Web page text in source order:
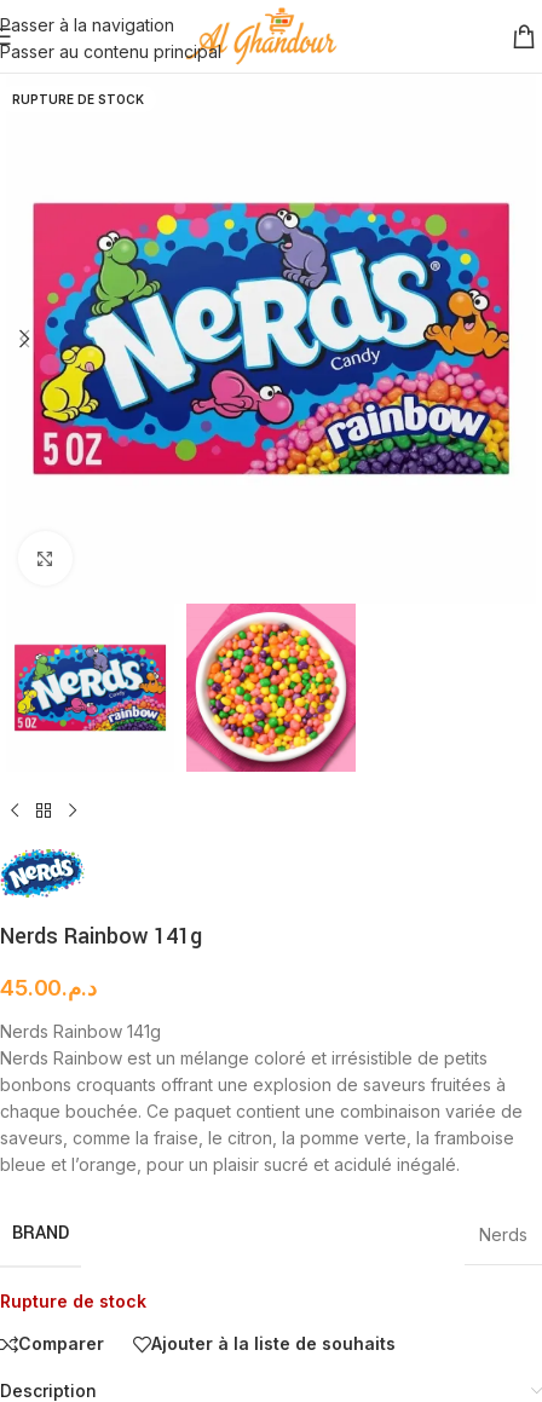
Passer à la navigation
Passer au contenu principal
RUPTURE DE STOCK
Nerds Rainbow 141g
د.م.45.00
Nerds Rainbow 141g
Nerds Rainbow est un mélange coloré et irrésistible de petits
bonbons croquants offrant une explosion de saveurs fruitées à
chaque bouchée. Ce paquet contient une combinaison variée de
saveurs, comme la fraise, le citron, la pomme verte, la framboise
bleue et l’orange, pour un plaisir sucré et acidulé inégalé.
BRAND Nerds
Rupture de stock
Comparer Ajouter à la liste de souhaits
Description